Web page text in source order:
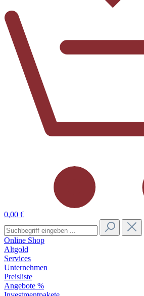
0,00 €
Online Shop
Altgold
Services
Unternehmen
Preisliste
Angebote %